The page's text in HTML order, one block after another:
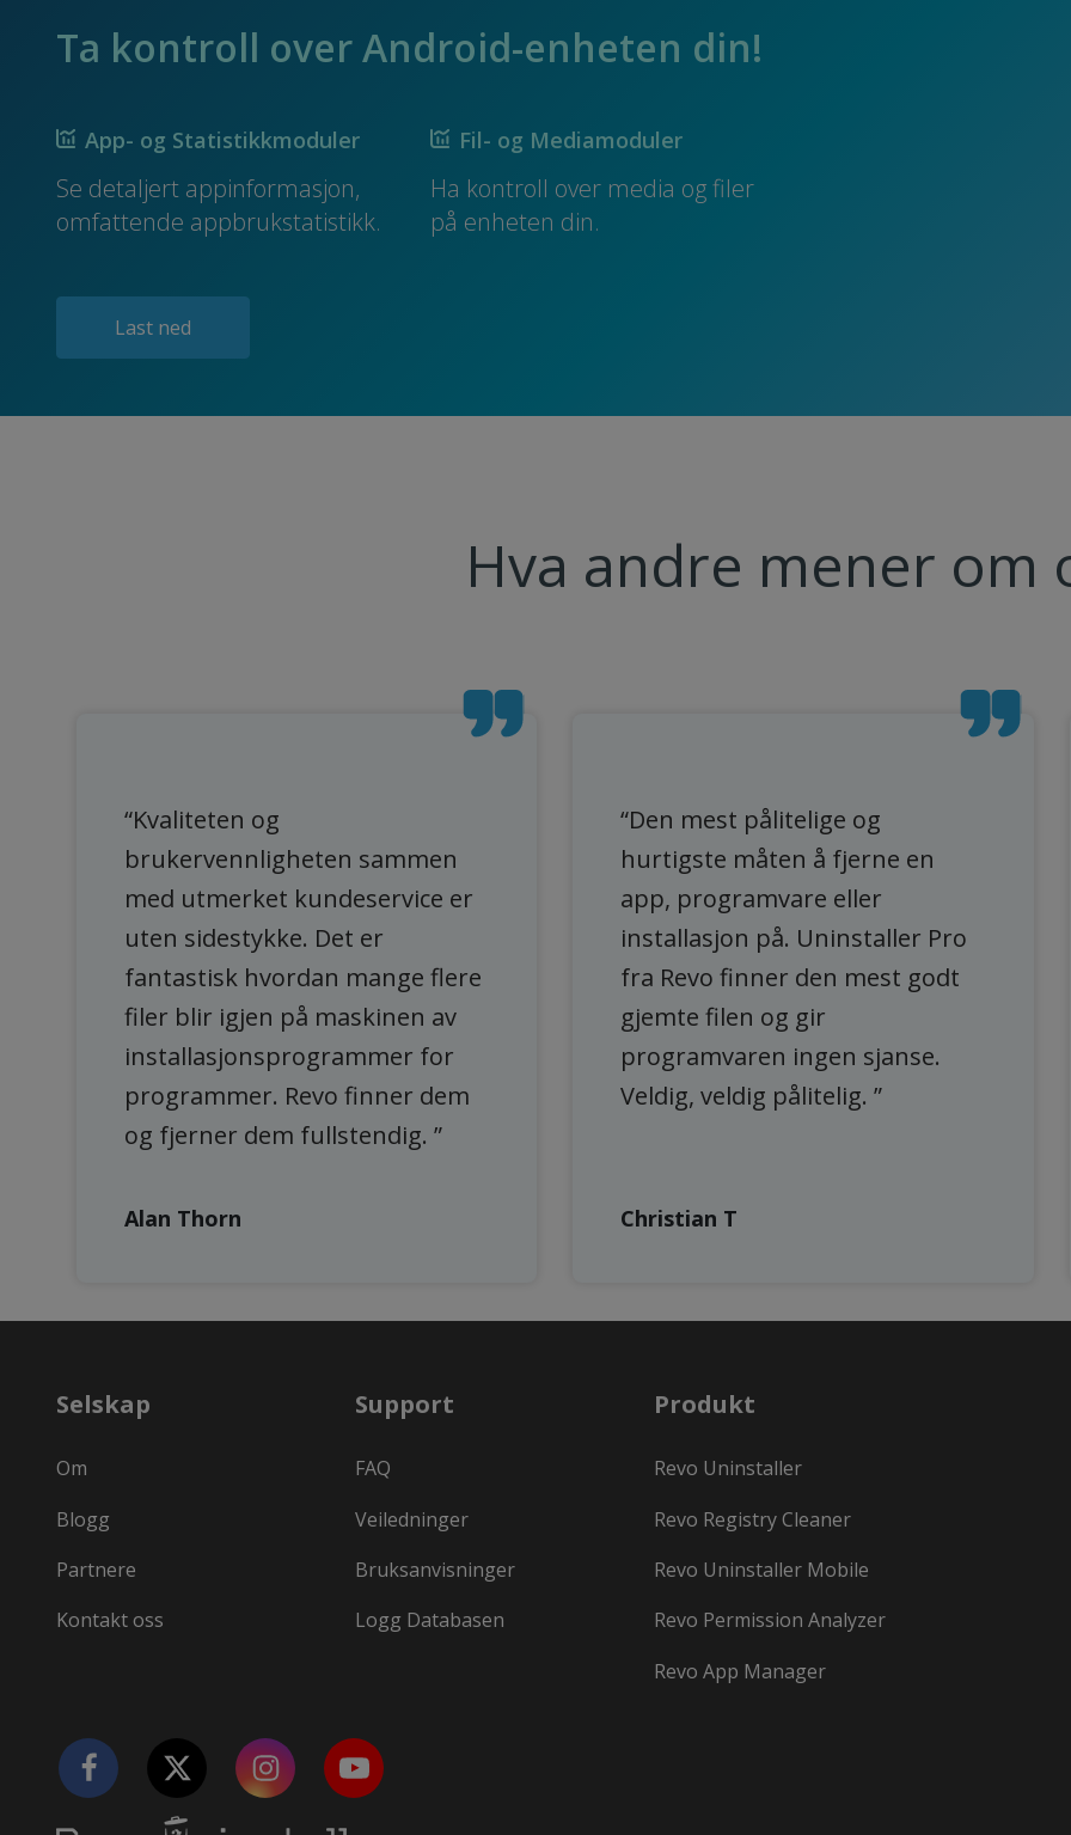
Ta kontroll over Android-enheten din!
App- og Statistikkmoduler
Se detaljert appinformasjon,
omfattende appbrukstatistikk.
Fil- og Mediamoduler
Ha kontroll over media og filer
på enheten din.
Last ned
Hva andre mener om
“Kvaliteten og
brukervennligheten sammen
med utmerket kundeservice er
uten sidestykke. Det er
fantastisk hvordan mange flere
filer blir igjen på maskinen av
installasjonsprogrammer for
programmer. Revo finner dem
og fjerner dem fullstendig. ”
Alan Thorn
“Den mest pålitelige og
hurtigste måten å fjerne en
app, programvare eller
installasjon på. Uninstaller Pro
fra Revo finner den mest godt
gjemte filen og gir
programvaren ingen sjanse.
Veldig, veldig pålitelig. ”
Christian T
Selskap
Om
Blogg
Partnere
Kontakt oss
Support
FAQ
Veiledninger
Bruksanvisninger
Logg Databasen
Produkt
Revo Uninstaller
Revo Registry Cleaner
Revo Uninstaller Mobile
Revo Permission Analyzer
Revo App Manager